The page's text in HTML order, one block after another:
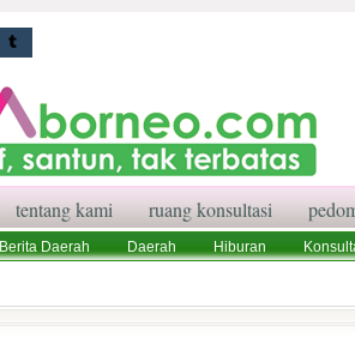
tentang kami ruang konsultasi
Berita Daerah Daerah Hiburan